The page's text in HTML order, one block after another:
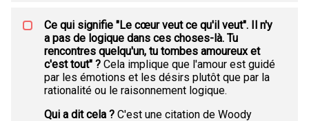
Ce qui signifie "Le cœur veut ce qu'il veut". Il n'y
a pas de logique dans ces choses-là. Tu
rencontres quelqu'un, tu tombes amoureux et
c'est tout" ? Cela implique que l'amour est guidé
par les émotions et les désirs plutôt que par la
rationalité ou le raisonnement logique.
Qui a dit cela ? C'est une citation de Woody